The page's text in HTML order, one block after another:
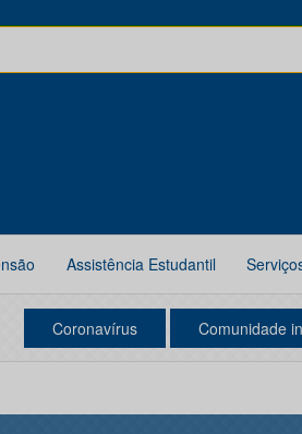
Assistência Estudantil
Coronavírus Comunidade